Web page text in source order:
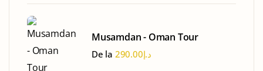
Musamdan - Oman Tour
De la د.إ290.00